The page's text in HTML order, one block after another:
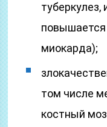
туберкулез,
повышается
миокарда);
том числе
костный